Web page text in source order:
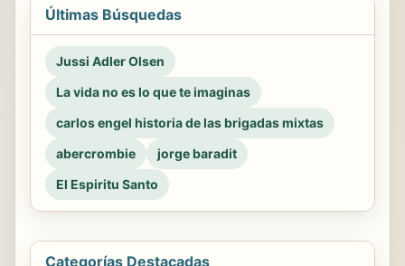
Últimas Búsquedas
Jussi Adler Olsen
La vida no es lo que te imaginas
carlos engel historia de las brigadas mixtas
abercrombie
jorge baradit
El Espiritu Santo
Categorías Destacadas